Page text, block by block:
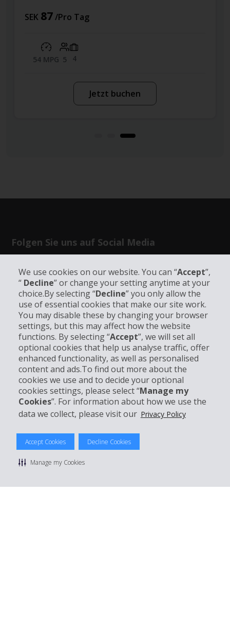
We use cookies on our website. You can “Accept”,
“ Decline” or change your setting anytime at your
choice.By selecting “Decline” you only allow the
use of essential cookies that make our site work.
You may disable these by changing your browser
settings, but this may affect how the website
functions. By selecting “Accept”, we will set all
optional cookies that help us analyse traffic, offer
enhanced functionality, as well as personalised
content and ads.To find out more about the
cookies we use and to decide your optional
cookies settings, please select “Manage my
Cookies”. For information about how we use the
data we collect, please visit our Privacy Policy
Accept Cookies Decline Cookies
Manage my Cookies
SEK 87/Pro Tag
54 MPG 5 4
Jetzt buchen
Folgen Sie uns auf Social Media
Unternehmensinformation
Partner
Kundenservice
Mieten bei Hertz
© 2026 The Hertz System, Inc.
Datenschutzrichtlinie
|
Sitemap Cookies verwalten